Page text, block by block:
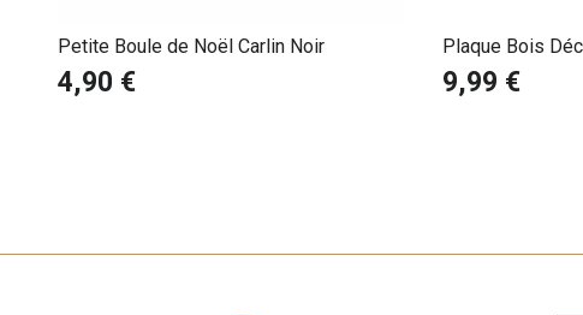
Petite Boule de Noël Carlin Noir
4,90 €
Plaque Bois
9,99 €